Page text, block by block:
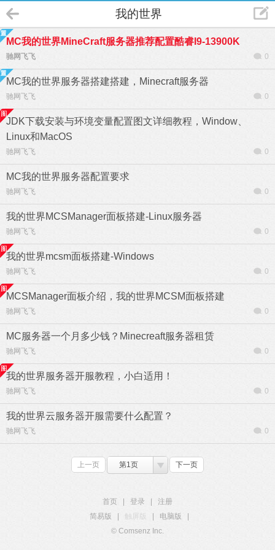
我的世界
MC我的世界MineCraft服务器推荐配置酷睿I9-13900K
驰网飞飞 0
MC我的世界服务器搭建搭建，Minecraft服务器
驰网飞飞 0
JDK下载安装与环境变量配置图文详细教程，Window、
Linux和MacOS
驰网飞飞 0
MC我的世界服务器配置要求
驰网飞飞 0
我的世界MCSManager面板搭建-Linux服务器
驰网飞飞 0
我的世界mcsm面板搭建-Windows
驰网飞飞 0
MCSManager面板介绍，我的世界MCSM面板搭建
驰网飞飞 0
MC服务器一个月多少钱？Minecreaft服务器租赁
驰网飞飞 0
我的世界服务器开服教程，小白适用！
驰网飞飞 0
我的世界云服务器开服需要什么配置？
驰网飞飞 0
上一页 第1页 下一页
首页 登录
注册
简易版
触屏版 电脑版
© Comsenz Inc.